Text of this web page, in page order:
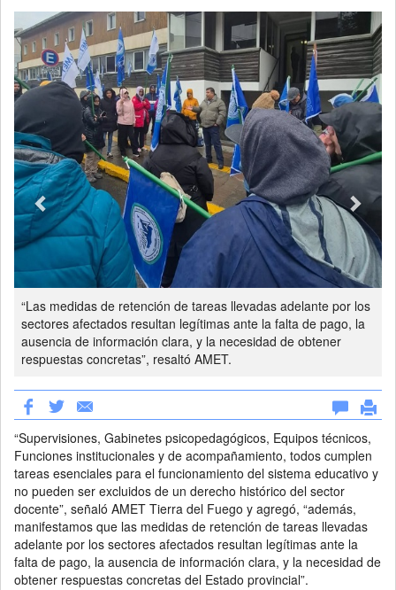
“Las medidas de retención de tareas llevadas adelante por los
sectores afectados resultan legítimas ante la falta de pago, la
ausencia de información clara, y la necesidad de obtener
respuestas concretas”, resaltó AMET.
Previous Next
“Supervisiones, Gabinetes psicopedagógicos, Equipos técnicos,
Funciones institucionales y de acompañamiento, todos cumplen
tareas esenciales para el funcionamiento del sistema educativo y
no pueden ser excluidos de un derecho histórico del sector
docente”, señaló AMET Tierra del Fuego y agregó, “además,
manifestamos que las medidas de retención de tareas llevadas
adelante por los sectores afectados resultan legítimas ante la
falta de pago, la ausencia de información clara, y la necesidad de
obtener respuestas concretas del Estado provincial”.